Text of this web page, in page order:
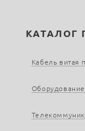
КАТАЛОГ
Кабель витая